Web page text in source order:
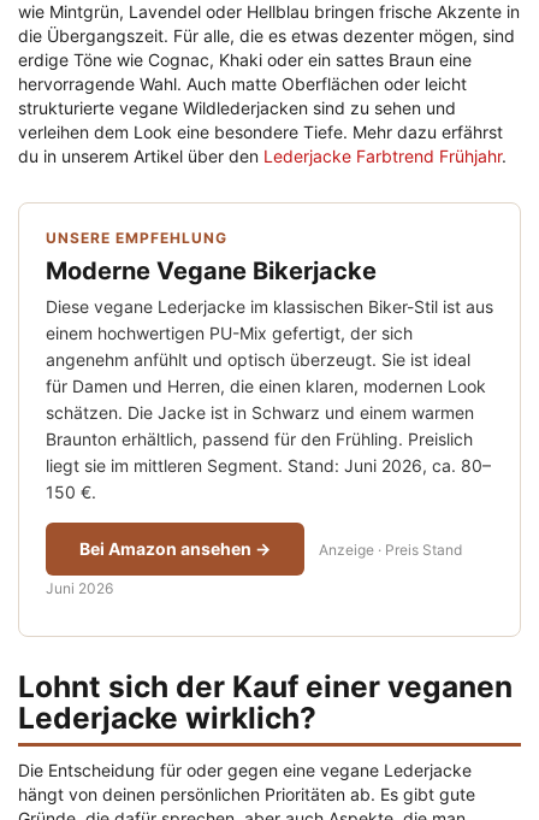
wie Mintgrün, Lavendel oder Hellblau bringen frische Akzente in
die Übergangszeit. Für alle, die es etwas dezenter mögen, sind
erdige Töne wie Cognac, Khaki oder ein sattes Braun eine
hervorragende Wahl. Auch matte Oberflächen oder leicht
strukturierte vegane Wildlederjacken sind zu sehen und
verleihen dem Look eine besondere Tiefe. Mehr dazu erfährst
du in unserem Artikel über den Lederjacke Farbtrend Frühjahr.
UNSERE EMPFEHLUNG
Moderne Vegane Bikerjacke
Diese vegane Lederjacke im klassischen Biker-Stil ist aus
einem hochwertigen PU-Mix gefertigt, der sich
angenehm anfühlt und optisch überzeugt. Sie ist ideal
für Damen und Herren, die einen klaren, modernen Look
schätzen. Die Jacke ist in Schwarz und einem warmen
Braunton erhältlich, passend für den Frühling. Preislich
liegt sie im mittleren Segment. Stand: Juni 2026, ca. 80–
150 €.
Bei Amazon ansehen → Anzeige · Preis Stand
Juni 2026
Lohnt sich der Kauf einer veganen
Lederjacke wirklich?
Die Entscheidung für oder gegen eine vegane Lederjacke
hängt von deinen persönlichen Prioritäten ab. Es gibt gute